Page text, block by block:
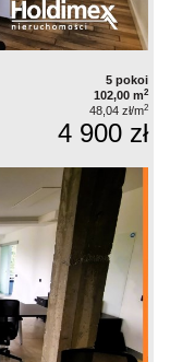
5 pokoi
102,00 m2
48,04 zł/m2
4 900 zł